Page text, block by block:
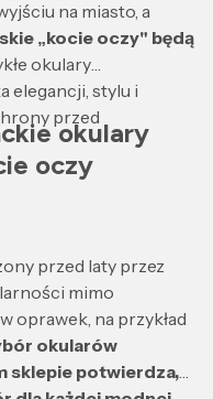
na miasto, a
„kocie oczy" będą
okulary
elegancji, stylu i
przed
okulary
oczy
przed laty przez
mimo
oprawek, na przykład
okularów
sklepie potwierdza,